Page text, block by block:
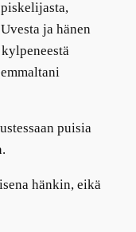
ja hänen
puisia
hänkin, eikä